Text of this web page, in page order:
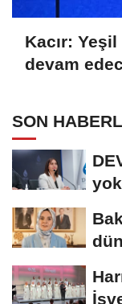
Kacır:
devam
SON